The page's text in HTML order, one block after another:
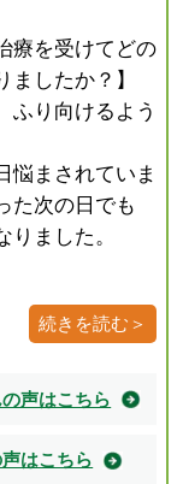
療を受けてどの
ましたか？】
ふり向けるよう
悩まされていま
た次の日でも
りました。
続きを読む＞
声はこちら
はこちら